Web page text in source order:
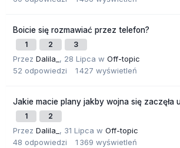
Boicie się rozmawiać przez telefon?
1 2 3
Przez Dalila_ , 28 Lipca w Off-topic
52 odpowiedzi 1 427 wyświetleń
Jakie macie plany jakby wojna się zaczęła
1 2
Przez Dalila_ , 31 Lipca w Off-topic
48 odpowiedzi 1 369 wyświetleń